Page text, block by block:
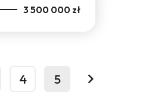
3 500 000 zł
4 5
next